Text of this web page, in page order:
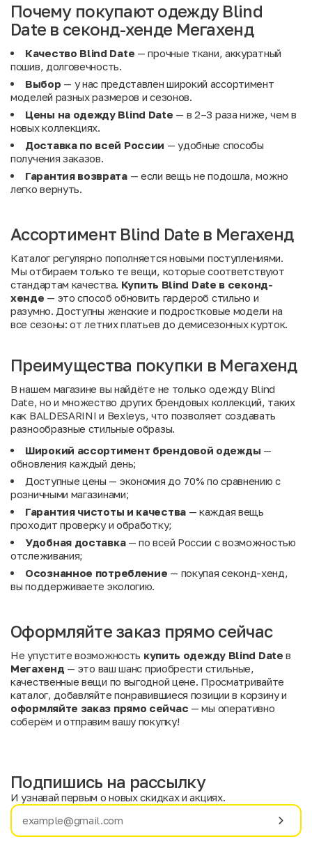
Почему покупают одежду Blind
Date в секонд-хенде Мегахенд
Качество Blind Date — прочные ткани, аккуратный
пошив, долговечность.
Выбор — у нас представлен широкий ассортимент
моделей разных размеров и сезонов.
Цены на одежду Blind Date — в 2–3 раза ниже, чем в
новых коллекциях.
Доставка по всей России — удобные способы
получения заказов.
Гарантия возврата— если вещь не подошла, можно
легко вернуть.
Ассортимент Blind Date в Мегахенд
Каталог регулярно пополняется новыми поступлениями.
Мы отбираем только те вещи, которые соответствуют
стандартам качества. Купить Blind Date в секонд-
хенде — это способ обновить гардероб стильно и
разумно. Доступны женские и подростковые модели на
все сезоны: от летних платьев до демисезонных курток.
Преимущества покупки в Мегахенд
В нашем магазине вы найдёте не только одежду Blind
Date, но и множество других брендовых коллекций, таких
как BALDESARINI и Bexleys, что позволяет создавать
разнообразные стильные образы.
Широкий ассортимент брендовой одежды —
обновления каждый день;
Доступные цены — экономия до 70% по сравнению с
розничными магазинами;
Гарантия чистоты и качества— каждая вещь
проходит проверку и обработку;
Удобная доставка— по всей России с возможностью
отслеживания;
Осознанное потребление — покупая секонд-хенд,
вы поддерживаете экологию.
Оформляйте заказ прямо сейчас
Не упустите возможность купить одежду Blind Date в
Мегахенд — это ваш шанс приобрести стильные,
качественные вещи по выгодной цене. Просматривайте
каталог, добавляйте понравившиеся позиции в корзину и
оформляйте заказ прямо сейчас — мы оперативно
соберём и отправим вашу покупку!
Имя
Подпишись на рассылку
И узнавай первым о новых скидках и акциях.